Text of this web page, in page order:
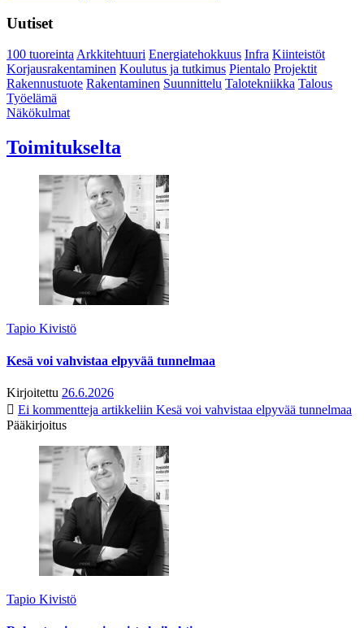
Uutiset
100 tuoreintaArkkitehtuuri Energiatehokkuus Infra Kiinteistöt
Korjausrakentaminen Koulutus ja tutkimus Pientalo Projektit
Rakennustuote Rakentaminen Suunnittelu Talotekniikka Talous
Työelämä
Näkökulmat
Toimitukselta
Tapio Kivistö
Kesä voi vahvistaa elpyvää tunnelmaa
Kirjoitettu 26.6.2026
Ei kommentteja artikkeliin Kesä voi vahvistaa elpyvää tunnelmaa
Pääkirjoitus
Tapio Kivistö